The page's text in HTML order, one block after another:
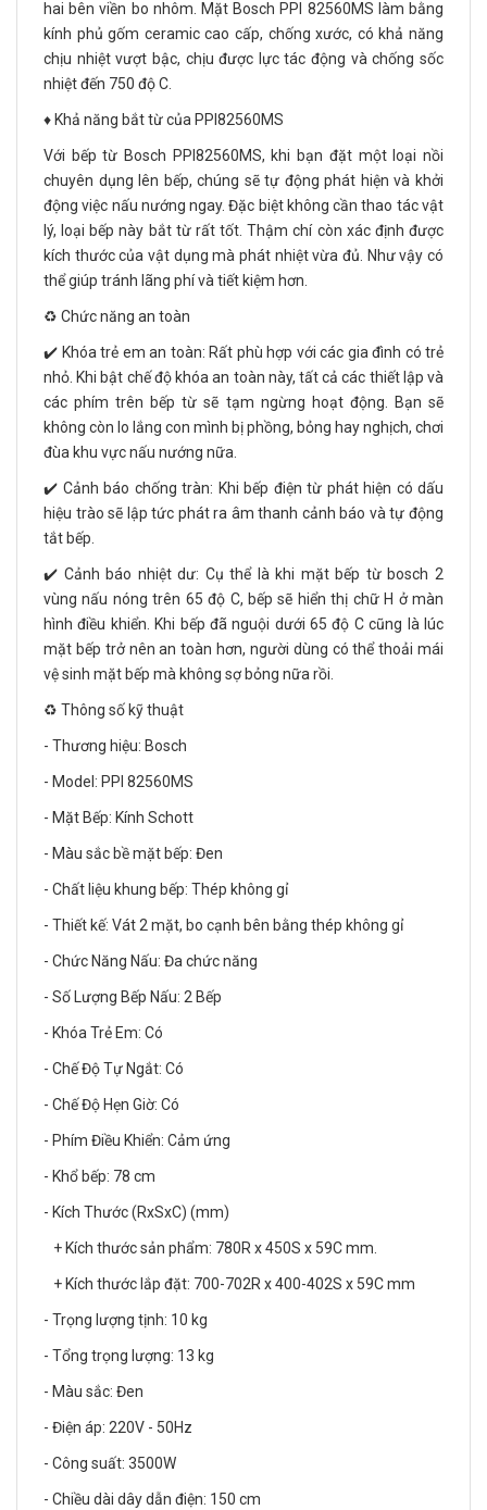
hai bên viền bo nhôm. Mặt Bosch PPI 82560MS làm bằng
kính phủ gốm ceramic cao cấp, chống xước, có khả năng
chịu nhiệt vượt bậc, chịu được lực tác động và chống sốc
nhiệt đến 750 độ C.
♦️ Khả năng bắt từ của PPI82560MS
Với bếp từ Bosch PPI82560MS, khi bạn đặt một loại nồi
chuyên dụng lên bếp, chúng sẽ tự động phát hiện và khởi
động việc nấu nướng ngay. Đặc biệt không cần thao tác vật
lý, loại bếp này bắt từ rất tốt. Thậm chí còn xác định được
kích thước của vật dụng mà phát nhiệt vừa đủ. Như vậy có
thể giúp tránh lãng phí và tiết kiệm hơn.
♻️ Chức năng an toàn
✔️ Khóa trẻ em an toàn: Rất phù hợp với các gia đình có trẻ
nhỏ. Khi bật chế độ khóa an toàn này, tất cả các thiết lập và
các phím trên bếp từ sẽ tạm ngừng hoạt động. Bạn sẽ
không còn lo lắng con mình bị phồng, bỏng hay nghịch, chơi
đùa khu vực nấu nướng nữa.
✔️ Cảnh báo chống tràn: Khi bếp điện từ phát hiện có dấu
hiệu trào sẽ lập tức phát ra âm thanh cảnh báo và tự động
tắt bếp.
✔️ Cảnh báo nhiệt dư: Cụ thể là khi mặt bếp từ bosch 2
vùng nấu nóng trên 65 độ C, bếp sẽ hiển thị chữ H ở màn
hình điều khiển. Khi bếp đã nguội dưới 65 độ C cũng là lúc
mặt bếp trở nên an toàn hơn, người dùng có thể thoải mái
vệ sinh mặt bếp mà không sợ bỏng nữa rồi.
♻️ Thông số kỹ thuật
- Thương hiệu: Bosch
- Model: PPI 82560MS
- Mặt Bếp: Kính Schott
- Màu sắc bề mặt bếp: Đen
- Chất liệu khung bếp: Thép không gỉ
- Thiết kế: Vát 2 mặt, bo cạnh bên bằng thép không gỉ
- Chức Năng Nấu: Đa chức năng
- Số Lượng Bếp Nấu: 2 Bếp
- Khóa Trẻ Em: Có
- Chế Độ Tự Ngắt: Có
- Chế Độ Hẹn Giờ: Có
- Phím Điều Khiển: Cảm ứng
- Khổ bếp: 78 cm
- Kích Thước (RxSxC) (mm)
+ Kích thước sản phẩm: 780R x 450S x 59C mm.
+ Kích thước lắp đặt: 700-702R x 400-402S x 59C mm
- Trọng lượng tịnh: 10 kg
- Tổng trọng lượng: 13 kg
- Màu sắc: Đen
- Điện áp: 220V - 50Hz
- Công suất: 3500W
- Chiều dài dây dẫn điện: 150 cm